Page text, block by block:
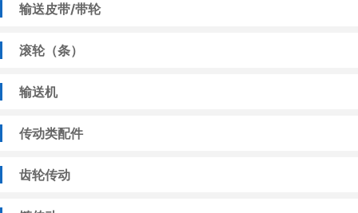
输送皮带/带轮
滚轮（条）
输送机
传动类配件
齿轮传动